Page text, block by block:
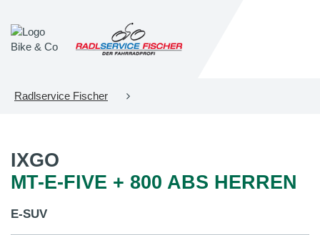
Radlservice Fischer
IXGO
MT-E-FIVE + 800 ABS HERREN
E-SUV